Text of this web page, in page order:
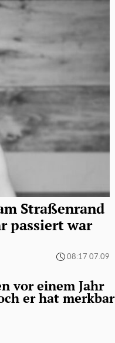
Straßenrand
passiert war
08:17 07.09
vor einem Jahr
er hat merkbar